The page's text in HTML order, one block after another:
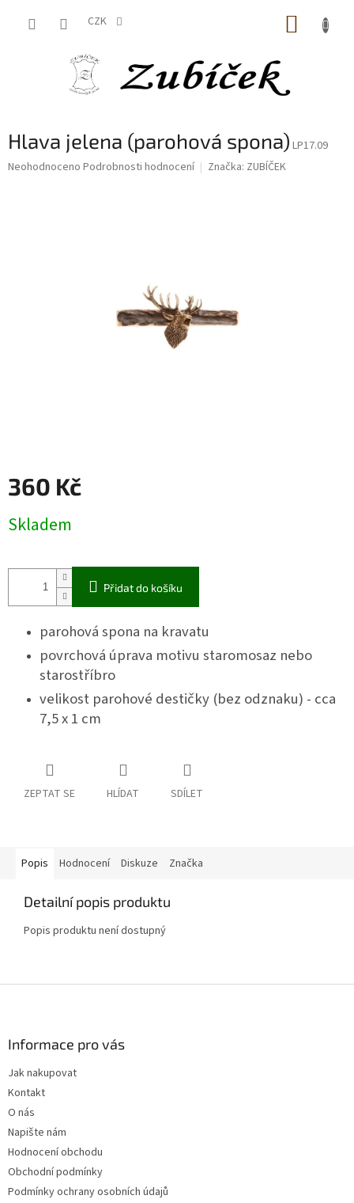
CZK
Hlava jelena (parohová spona) LP17.09
Průměrné
Neohodnoceno Podrobnosti hodnocení Značka: ZUBÍČEK
360 Kč
cena:
Skladem
Přidat do košíku
parohová spona na kravatu
povrchová úprava motivu staromosaz nebo
starostříbro
velikost parohové destičky (bez odznaku) - cca
7,5 x 1 cm
ZEPTAT SE HLÍDAT SDÍLET
Popis Hodnocení Diskuze Značka
Detailní popis produktu
Popis produktu není dostupný
Informace pro vás
Jak nakupovat
Kontakt
O nás
Napište nám
Hodnocení obchodu
Obchodní podmínky
Podmínky ochrany osobních údajů